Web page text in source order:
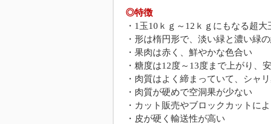
◎特徴
・1玉10ｋｇ～12ｋｇにもなる超大
・形は楕円形で、淡い緑と濃い緑
・果肉は赤く、鮮やかな色合い
・糖度は12度～13度まで上がり、
・肉質はよく締まっていて、シャ
・肉質が硬めで空洞果が少ない
・カット販売やブロックカットに
・皮が硬く輸送性が高い